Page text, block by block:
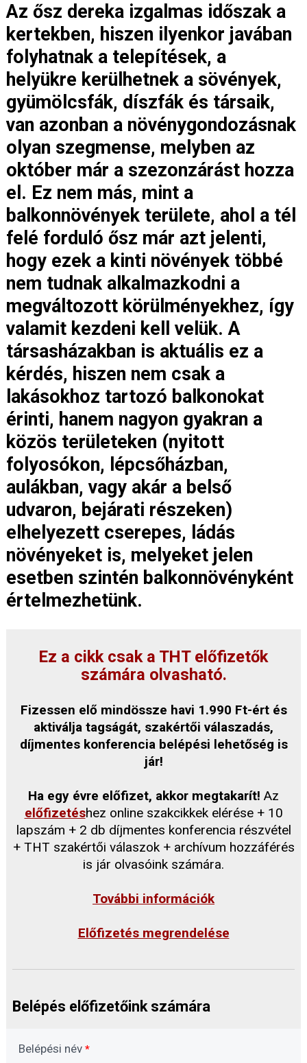
Az ősz dereka izgalmas időszak a
kertekben, hiszen ilyenkor javában
folyhatnak a telepítések, a
helyükre kerülhetnek a sövények,
gyümölcsfák, díszfák és társaik,
van azonban a növénygondozásnak
olyan szegmense, melyben az
október már a szezonzárást hozza
el. Ez nem más, mint a
balkonnövények területe, ahol a tél
felé forduló ősz már azt jelenti,
hogy ezek a kinti növények többé
nem tudnak alkalmazkodni a
megváltozott körülményekhez, így
valamit kezdeni kell velük. A
társasházakban is aktuális ez a
kérdés, hiszen nem csak a
lakásokhoz tartozó balkonokat
érinti, hanem nagyon gyakran a
közös területeken (nyitott
folyosókon, lépcsőházban,
aulákban, vagy akár a belső
udvaron, bejárati részeken)
elhelyezett cserepes, ládás
növényeket is, melyeket jelen
esetben szintén balkonnövényként
értelmezhetünk.
Ez a cikk csak a THT előfizetők
számára olvasható.
Fizessen elő mindössze havi 1.990 Ft-ért és
aktiválja tagságát, szakértői válaszadás,
díjmentes konferencia belépési lehetőség is
jár!
Ha egy évre előfizet, akkor megtakarít! Az
előfizetéshez online szakcikkek elérése + 10
lapszám + 2 db díjmentes konferencia részvétel
+ THT szakértői válaszok + archívum hozzáférés
is jár olvasóink számára.
További információk
Előfizetés megrendelése
Belépés előfizetőink számára
Belépési név *